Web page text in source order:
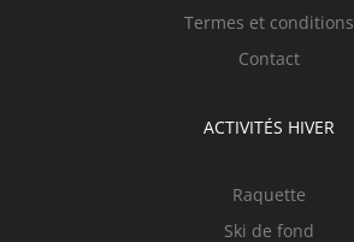
Termes et conditions
Contact
ACTIVITÉS HIVER
Raquette
Ski de fond